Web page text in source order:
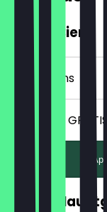
GRATIS Bier
5 Check-ins
Erhalte ein
GRATIS